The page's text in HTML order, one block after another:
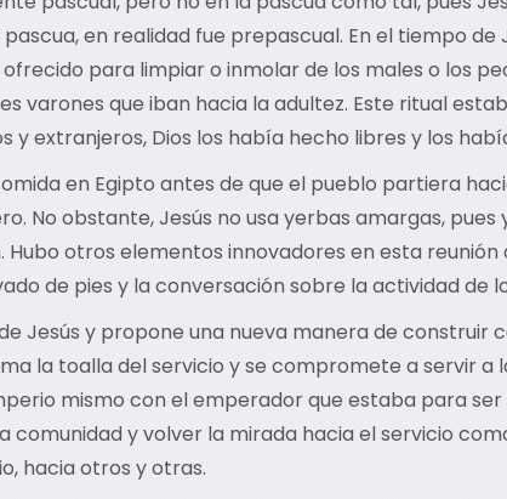
en realidad fue prepascual. En el tiempo
para limpiar o inmolar de los males o los
varones que iban hacia la adultez. Este ritual
extranjeros, Dios los había hecho libres y los
en Egipto antes de que el pueblo partiera
No obstante, Jesús no usa yerbas amargas,
otros elementos innovadores en esta
de pies y la conversación sobre la actividad de
Jesús y propone una nueva manera de
la toalla del servicio y se compromete a servir a
mismo con el emperador que estaba para ser
y volver la mirada hacia el servicio
hacia otros y otras.